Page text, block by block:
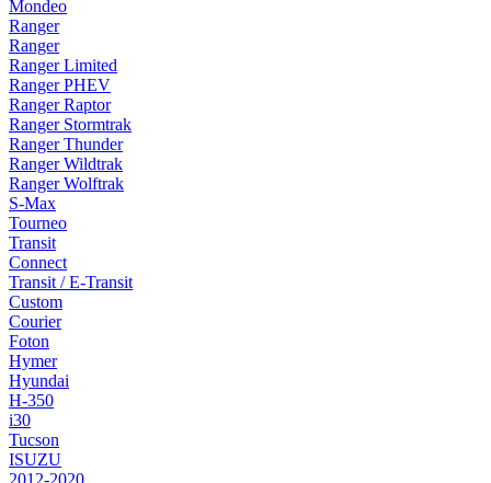
Mondeo
Ranger
Ranger
Ranger Limited
Ranger PHEV
Ranger Raptor
Ranger Stormtrak
Ranger Thunder
Ranger Wildtrak
Ranger Wolftrak
S-Max
Tourneo
Transit
Connect
Transit / E-Transit
Custom
Courier
Foton
Hymer
Hyundai
H-350
i30
Tucson
ISUZU
2012-2020